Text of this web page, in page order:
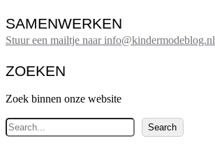
SAMENWERKEN
Stuur een mailtje naar info@kindermodeblog.nl
ZOEKEN
Zoek binnen onze website
Z
o
Search